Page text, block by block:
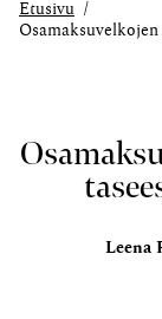
Etusivu
Osamaksuvelkojen
Leena